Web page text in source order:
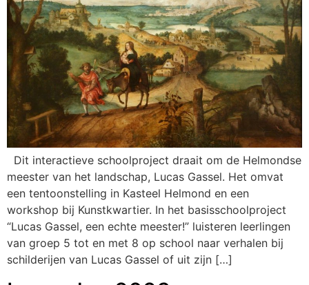
Dit interactieve schoolproject draait om de Helmondse
meester van het landschap, Lucas Gassel. Het omvat
een tentoonstelling in Kasteel Helmond en een
workshop bij Kunstkwartier. In het basisschoolproject
“Lucas Gassel, een echte meester!” luisteren leerlingen
van groep 5 tot en met 8 op school naar verhalen bij
schilderijen van Lucas Gassel of uit zijn […]